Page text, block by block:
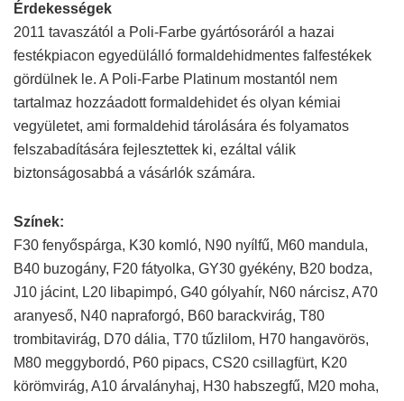
Érdekességek
2011 tavaszától a Poli-Farbe gyártósoráról a hazai
festékpiacon egyedülálló formaldehidmentes falfestékek
gördülnek le. A Poli-Farbe Platinum mostantól nem
tartalmaz hozzáadott formaldehidet és olyan kémiai
vegyületet, ami formaldehid tárolására és folyamatos
felszabadítására fejlesztettek ki, ezáltal válik
biztonságosabbá a vásárlók számára.
Színek:
F30 fenyőspárga, K30 komló, N90 nyílfű, M60 mandula,
B40 buzogány, F20 fátyolka, GY30 gyékény, B20 bodza,
J10 jácint, L20 libapimpó, G40 gólyahír, N60 nárcisz, A70
aranyeső, N40 napraforgó, B60 barackvirág, T80
trombitavirág, D70 dália, T70 tűzlilom, H70 hangavörös,
M80 meggybordó, P60 pipacs, CS20 csillagfürt, K20
körömvirág, A10 árvalányhaj, H30 habszegfű, M20 moha,